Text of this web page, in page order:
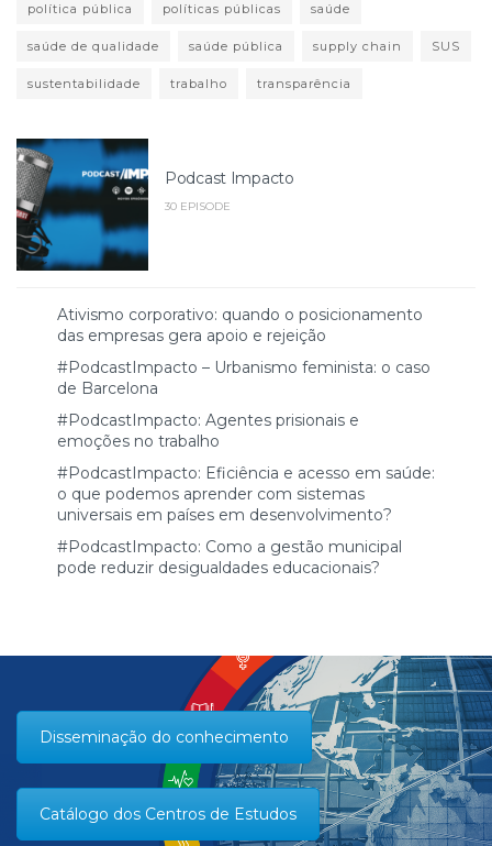
política pública políticas públicas saúde
saúde de qualidade saúde pública supply chain SUS
sustentabilidade trabalho transparência
Podcast Impacto
30 EPISODE
Ativismo corporativo: quando o posicionamento
das empresas gera apoio e rejeição
#PodcastImpacto – Urbanismo feminista: o caso
de Barcelona
#PodcastImpacto: Agentes prisionais e
emoções no trabalho
#PodcastImpacto: Eficiência e acesso em saúde:
o que podemos aprender com sistemas
universais em países em desenvolvimento?
#PodcastImpacto: Como a gestão municipal
pode reduzir desigualdades educacionais?
Disseminação do conhecimento
Catálogo dos Centros de Estudos